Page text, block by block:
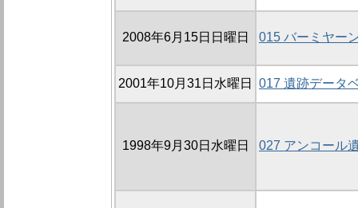
2008年6月15日日曜日 015 バーミヤー
2001年10月31日水曜日 017 遺跡データ
1998年9月30日水曜日 027 アンコール